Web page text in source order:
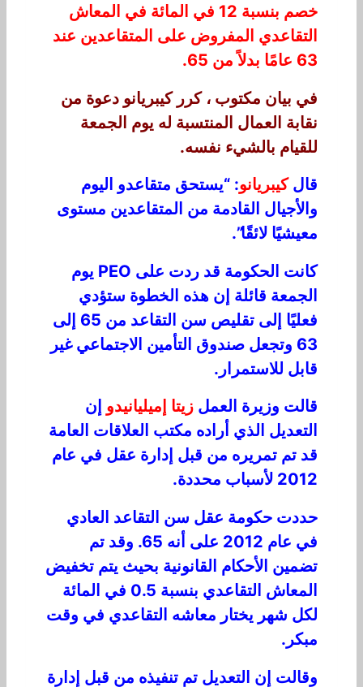
خصم بنسبة 12 في المائة في المعاش
التقاعدي المفروض على المتقاعدين عند
63 عامًا بدلاً من 65.
في بيان مكتوب ، كرر كيبريانو دعوة من
نقابة العمال المنتسبة له يوم الجمعة
للقيام بالشيء نفسه.
قالكيبريانو: “يستحق متقاعدو اليوم
والأجيال القادمة من المتقاعدين مستوى
معيشيًا لائقًا”.
كانت الحكومة قد ردت على PEO يوم
الجمعة قائلة إن هذه الخطوة ستؤدي
فعليًا إلى تقليص سن التقاعد من 65 إلى
63 وتجعل صندوق التأمين الاجتماعي غير
قابل للاستمرار.
قالت وزيرة العمل زيتا إميليانيدو إن
التعديل الذي أراده مكتب العلاقات العامة
قد تم تمريره من قبل إدارة عقل في عام
2012 لأسباب محددة.
حددت حكومة عقل سن التقاعد العادي
في عام 2012 على أنه 65. وقد تم
تضمين الأحكام القانونية بحيث يتم تخفيض
المعاش التقاعدي بنسبة 0.5 في المائة
لكل شهر يختار معاشه التقاعدي في وقت
مبكر.
وقالت إن التعديل تم تنفيذه من قبل إدارة